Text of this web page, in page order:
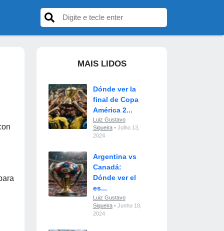
MAIS LIDOS
Dónde ver la
final de Copa
América 2...
Luiz Gustavo
Siqueira• Julho 13,
2024
Argentina vs
Canadá:
Dónde ver el
es...
Luiz Gustavo
Siqueira• Junho 18,
2024